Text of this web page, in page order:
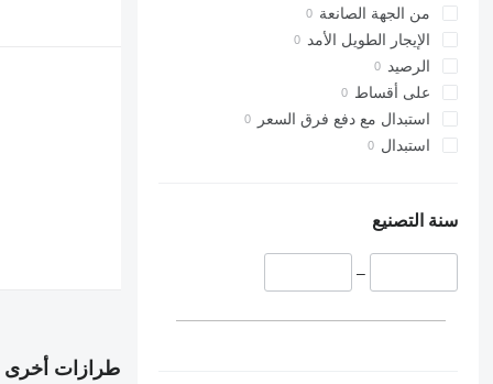
من الجهة الصانعة
الإيجار الطويل الأمد
الرصيد
على أقساط
استبدال مع دفع فرق السعر
استبدال
سنة التصنيع
–
طرازات أخرى